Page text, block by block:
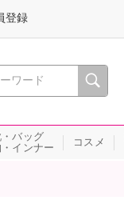
る、瞬間を。通販・テレビショッ
登録
・バッグ
インナー
コスメ